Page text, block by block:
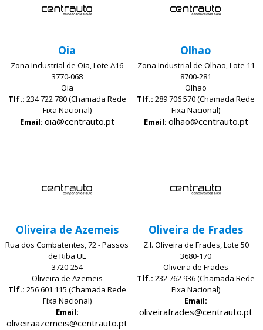
Oia
Zona Industrial de Oia, Lote A16
3770-068
Oia
Tlf.: 234 722 780 (Chamada Rede
Fixa Nacional)
Email: oia@centrauto.pt
Olhao
Zona Industrial de Olhao, Lote 11
8700-281
Olhao
Tlf.:289 706 570 (Chamada Rede
Fixa Nacional)
Email: olhao@centrauto.pt
Oliveira de Azemeis
Rua dos Combatentes, 72 - Passos
de Riba UL
3720-254
Oliveira de Azemeis
Tlf.: 256 601 115 (Chamada Rede
Fixa Nacional)
Email:
oliveiraazemeis@centrauto.pt
Oliveira de Frades
Z.I. Oliveira de Frades, Lote 50
3680-170
Oliveira de Frades
Tlf.:232 762 936 (Chamada Rede
Fixa Nacional)
Email:
oliveirafrades@centrauto.pt